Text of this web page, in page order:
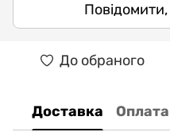
До обраного
Доставка Оплата